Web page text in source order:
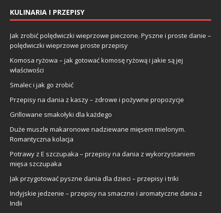
KULINARIA I PRZEPISY
Jak zrobić polędwiczki wieprzowe pieczone. Pyszne i proste danie –
polędwiczki wieprzowe proste przepisy
Komosa ryżowa – jak gotować komosę ryżową i jakie są jej
właściwości
Smalec i jak go zrobić
Przepisy na dania z kaszy – zdrowe i pożywne propozycje
Grillowane smakołyki dla każdego
Duże muszle makaronowe nadziewane mięsem mielonym.
Romantyczna kolacja
Potrawy z E szczupaka – przepisy na dania z wykorzystaniem
mięsa szczupaka
Jak przygotować pyszne dania dla dzieci – przepisy i triki
Indyjskie jedzenie – przepisy na smaczne i aromatyczne dania z
Indii